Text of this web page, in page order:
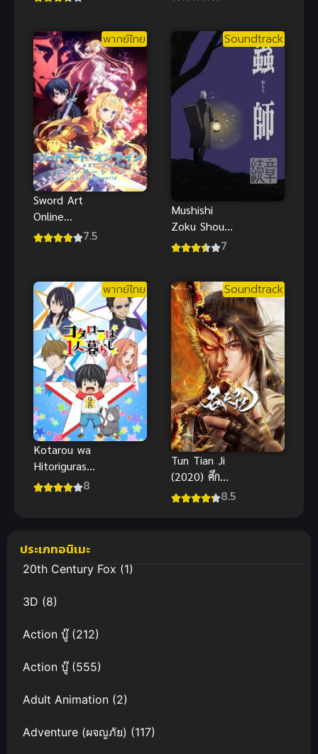
ซับไทยฟรี
พากย์ไทย
Sword Art
Online
Alicization
ภาค 2 Final
Season
7.5
Soundtrack
Mushishi
Zoku Shou
กีฏจารย์กับ7
พากย์ไทย
Kotarou wa
Hitorigurashi
โคทาโร่อยู่คน
8
Soundtrack
Tun Tian Ji
(2020) ศึก
พิชิตสวรรค์8.5
ประเภทอนิเมะ
20th Century Fox(1)
3D (8)
Action บู๊(212)
Action บู๊(555)
Adult Animation (2)
Adventure (ผจญภัย) (117)